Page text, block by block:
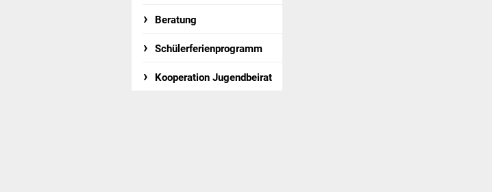
Beratung
Schülerferienprogramm
Kooperation Jugendbeirat